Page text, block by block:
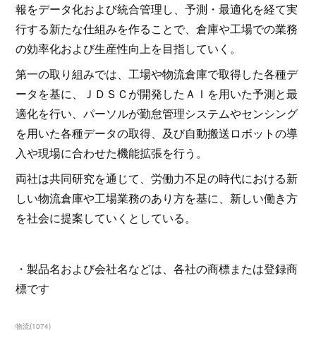
報をデータ化および統合管理し、予測・最適化を経て実
行する新たな仕組みを作ることで、倉庫や工場での業務
の効率化および生産性向上を目指していく。
第一の取り組みでは、工場や物流倉庫で取得した各種デ
ータを基に、ＪＤＳＣが開発したＡＩを用いた予測と最
適化を行い、パーソルが勤怠管理システムやセンシング
を用いた各種データの取得、及び自動搬送ロボットの導
入や現場に合わせた機能拡張を行う。
両社は共同研究を通じて、労働力不足の時代における新
しい物流倉庫や工場業務のあり方を基に、新しい働き方
を社会に提案していくとしている。
・製品名および会社名などは、各社の商標または登録商
標です
物流(1074)